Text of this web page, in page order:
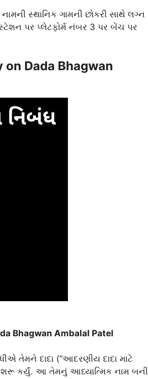
સ્થાનિક ગામની છોકરી સાથે લગ્ન
પર પ્લેટફોર્મ નંબર 3 પર બેંચ પર
on Dada Bhagwan
Bhagwan Ambalal Patel
તેમને દાદા (“આદરણીય દાદા માટે
શરૂ કર્યું. આ તેમનું આધ્યાત્મિક નામ બની